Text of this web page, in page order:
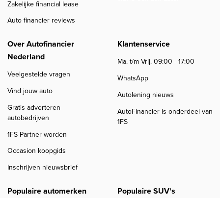
Zakelijke financial lease
Auto financier reviews
Over Autofinancier
Nederland
Veelgestelde vragen
Vind jouw auto
Gratis adverteren
autobedrijven
1FS Partner worden
Occasion koopgids
Inschrijven nieuwsbrief
Klantenservice
Ma. t/m Vrij. 09:00 - 17:00
WhatsApp
Autolening nieuws
AutoFinancier is onderdeel van
1FS
Populaire automerken Populaire SUV's